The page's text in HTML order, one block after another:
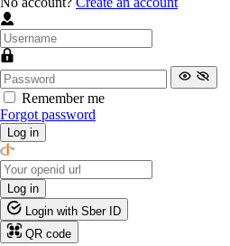
Remember me
Forgot password
Log in
Log in
Login with Sber ID
QR code